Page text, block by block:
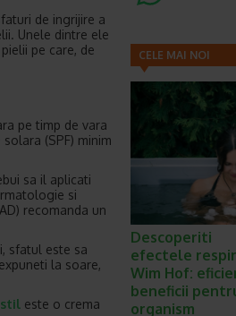
de ingrijire a
Unele dintre ele
pe care, de
pe timp de vara
(SPF) minim
sa il aplicati
si
recomanda un
sfatul este sa
la soare,
este o crema
CELE MAI NOI
Descoperiti
efectele
Wim Hof:
beneficii
organism